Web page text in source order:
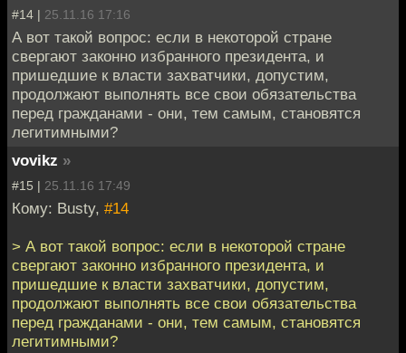
#14 | 25.11.16 17:16
А вот такой вопрос: если в некоторой стране
свергают законно избранного президента, и
пришедшие к власти захватчики, допустим,
продолжают выполнять все свои обязательства
перед гражданами - они, тем самым, становятся
легитимными?
vovikz »
#15 | 25.11.16 17:49
Кому: Busty, #14
> А вот такой вопрос: если в некоторой стране
свергают законно избранного президента, и
пришедшие к власти захватчики, допустим,
продолжают выполнять все свои обязательства
перед гражданами - они, тем самым, становятся
легитимными?